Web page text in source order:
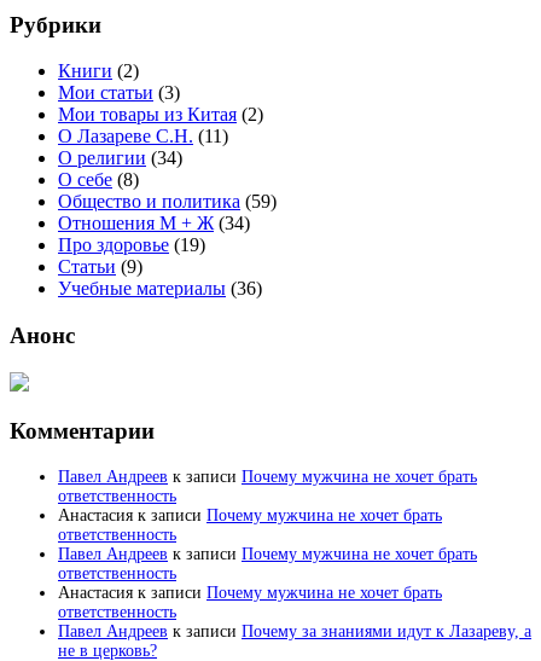
Рубрики
Книги (2)
Мои статьи (3)
Мои товары из Китая (2)
О Лазареве С.Н. (11)
О религии (34)
О себе (8)
Общество и политика (59)
Отношения М + Ж (34)
Про здоровье (19)
Статьи (9)
Учебные материалы (36)
Анонс
Комментарии
Павел Андреев к записи Почему мужчина не хочет брать
ответственность
Анастасия к записи Почему мужчина не хочет брать
ответственность
Павел Андреев к записи Почему мужчина не хочет брать
ответственность
Анастасия к записи Почему мужчина не хочет брать
ответственность
Павел Андреев к записи Почему за знаниями идут к Лазареву, а
не в церковь?